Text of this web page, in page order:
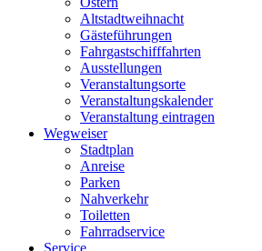
Altstadtweihnacht
Gästeführungen
Fahrgastschifffahrten
Ausstellungen
Veranstaltungsorte
Veranstaltungskalender
Veranstaltung eintragen
Wegweiser
Stadtplan
Anreise
Parken
Nahverkehr
Toiletten
Fahrradservice
Service